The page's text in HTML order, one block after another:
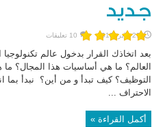
جديد
29 يناير، 2013 10 تعليقات
بعد اتخاذك القرار بدخول عالم
العالم؟ ما هي أساسيات هذا المجال؟
التوظيف؟ كيف تبدأ و من أين؟ نبدأ بما
الاحتراف ...
أكمل القراءة »